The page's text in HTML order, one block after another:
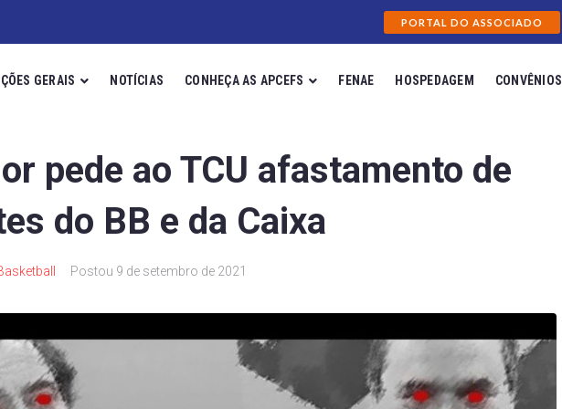
PORTAL DO ASSOCIADO
GERAIS NOTÍCIAS CONHEÇA AS APCEFS FENAE HOSPEDAGEM CONVÊNIOS
pede ao TCU afastamento de
do BB e da Caixa
Postou 9 de setembro de 2021